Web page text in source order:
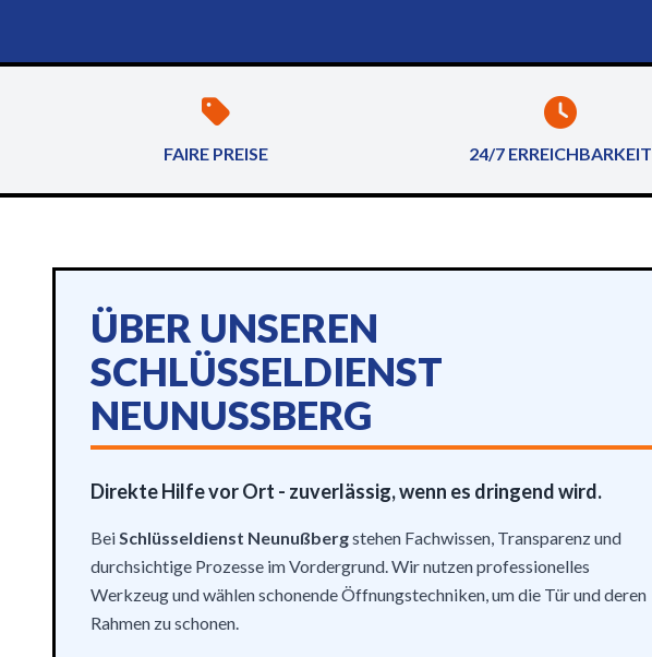
FAIRE PREISE 24/7 ERREICHBARKEIT
ÜBER UNSEREN
SCHLÜSSELDIENST
NEUNUSSBERG
Direkte Hilfe vor Ort - zuverlässig, wenn es dringend wird.
BeiSchlüsseldienst Neunußbergstehen Fachwissen, Transparenz und
durchsichtige Prozesse im Vordergrund. Wir nutzen professionelles
Werkzeug und wählen schonende Öffnungstechniken, um die Tür und deren
Rahmen zu schonen.